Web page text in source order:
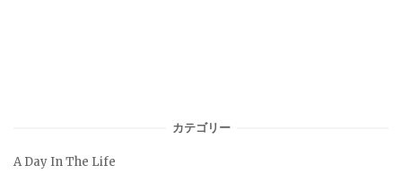
カテゴリー
A Day In The Life